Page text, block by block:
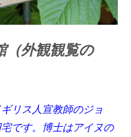
（外観観覧の
リス人宣教師のジョ
です。博士はアイヌの